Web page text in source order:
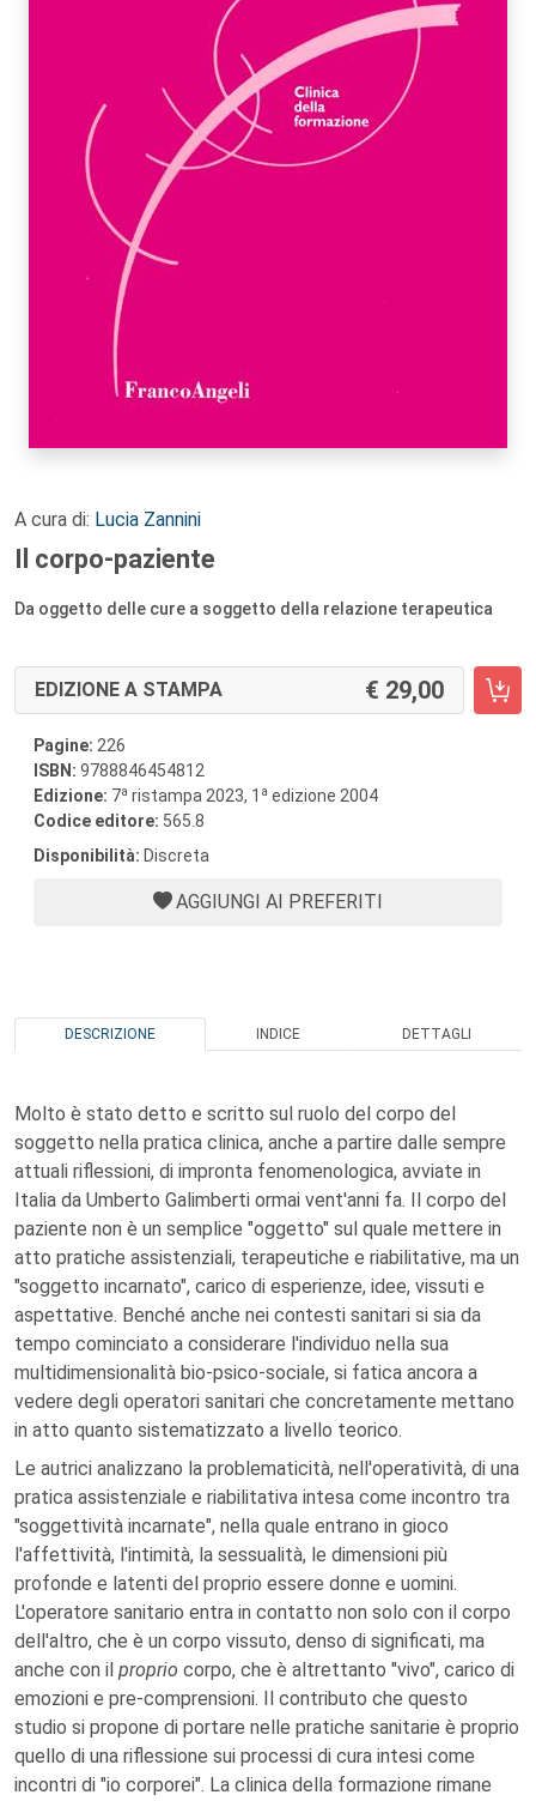
A cura di: Lucia Zannini
Il corpo-paziente
Da oggetto delle cure a soggetto della relazione terapeutica
EDIZIONE A STAMPA 29,00
Pagine: 226
ISBN: 9788846454812
Edizione: 7a ristampa 2023, 1 a edizione 2004
Codice editore: 565.8
Disponibilità: Discreta
AGGIUNGI AI PREFERITI
DESCRIZIONE INDICE DETTAGLI
Molto è stato detto e scritto sul ruolo del corpo del
soggetto nella pratica clinica, anche a partire dalle sempre
attuali riflessioni, di impronta fenomenologica, avviate in
Italia da Umberto Galimberti ormai vent'anni fa. Il corpo del
paziente non è un semplice "oggetto" sul quale mettere in
atto pratiche assistenziali, terapeutiche e riabilitative, ma un
"soggetto incarnato", carico di esperienze, idee, vissuti e
aspettative. Benché anche nei contesti sanitari si sia da
tempo cominciato a considerare l'individuo nella sua
multidimensionalità bio-psico-sociale, si fatica ancora a
vedere degli operatori sanitari che concretamente mettano
in atto quanto sistematizzato a livello teorico.
Le autrici analizzano la problematicità, nell'operatività, di una
pratica assistenziale e riabilitativa intesa come incontro tra
"soggettività incarnate", nella quale entrano in gioco
l'affettività, l'intimità, la sessualità, le dimensioni più
profonde e latenti del proprio essere donne e uomini.
L'operatore sanitario entra in contatto non solo con il corpo
dell'altro, che è un corpo vissuto, denso di significati, ma
anche con il proprio corpo, che è altrettanto "vivo", carico di
emozioni e pre-comprensioni. Il contributo che questo
studio si propone di portare nelle pratiche sanitarie è proprio
quello di una riflessione sui processi di cura intesi come
incontri di "io corporei". La clinica della formazione rimane